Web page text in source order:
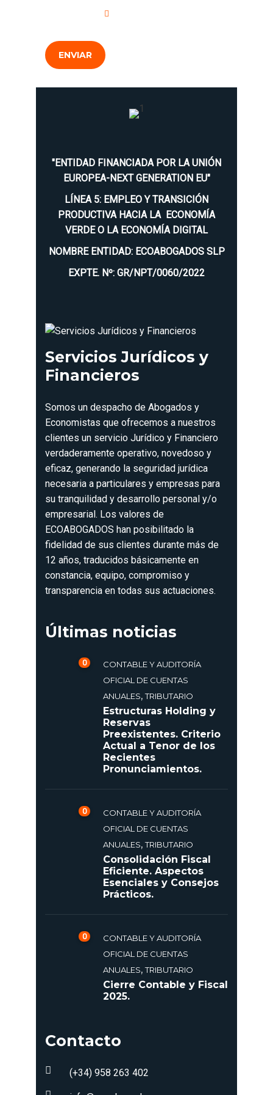
ENVIAR
"ENTIDAD FINANCIADA POR LA UNIÓN
EUROPEA-NEXT GENERATION EU"
LÍNEA 5: EMPLEO Y TRANSICIÓN
PRODUCTIVA HACIA LA ECONOMÍA
VERDE O LA ECONOMÍA DIGITAL
NOMBRE ENTIDAD: ECOABOGADOS SLP
EXPTE. Nº: GR/NPT/0060/2022
Servicios Jurídicos y
Financieros
Somos un despacho de Abogados y
Economistas que ofrecemos a nuestros
clientes un servicio Jurídico y Financiero
verdaderamente operativo, novedoso y
eficaz, generando la seguridad jurídica
necesaria a particulares y empresas para
su tranquilidad y desarrollo personal y/o
empresarial. Los valores de
ECOABOGADOS han posibilitado la
fidelidad de sus clientes durante más de
12 años, traducidos básicamente en
constancia, equipo, compromiso y
transparencia en todas sus actuaciones.
Últimas noticias
0
CONTABLE Y AUDITORÍA
OFICIAL DE CUENTAS
ANUALES,TRIBUTARIO
Estructuras Holding y
Reservas
Preexistentes. Criterio
Actual a Tenor de los
Recientes
Pronunciamientos.
0
CONTABLE Y AUDITORÍA
OFICIAL DE CUENTAS
ANUALES,TRIBUTARIO
Consolidación Fiscal
Eficiente. Aspectos
Esenciales y Consejos
Prácticos.
0
CONTABLE Y AUDITORÍA
OFICIAL DE CUENTAS
ANUALES,TRIBUTARIO
Cierre Contable y Fiscal
2025.
Contacto
(+34) 958 263 402